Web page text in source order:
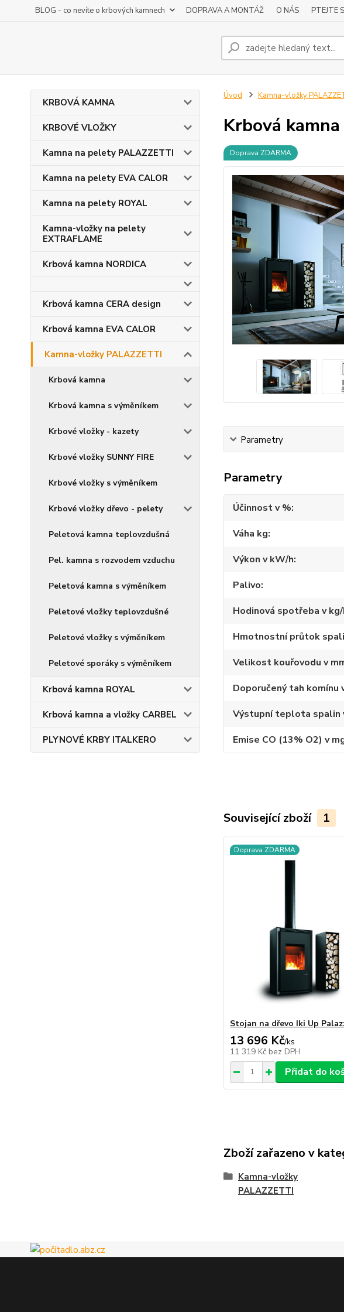
BLOG - co nevíte o krbových kamnech DOPRAVA A MONTÁŽ O NÁS PTEJTE
KRBOVÁ KAMNA
KRBOVÉ VLOŽKY
Kamna na pelety PALAZZETTI
Kamna na pelety EVA CALOR
Kamna na pelety ROYAL
Kamna-vložky na pelety
EXTRAFLAME
Krbová kamna NORDICA
Krbová kamna CERA design
Krbová kamna EVA CALOR
Kamna-vložky PALAZZETTI
Krbová kamna
Krbová kamna s výměníkem
Krbové vložky - kazety
Krbové vložky SUNNY FIRE
Krbové vložky s výměníkem
Krbové vložky dřevo - pelety
Peletová kamna teplovzdušná
Pel. kamna s rozvodem vzduchu
Peletová kamna s výměníkem
Peletové vložky teplovzdušné
Peletové vložky s výměníkem
Peletové sporáky s výměníkem
Krbová kamna ROYAL
Krbová kamna a vložky CARBEL
PLYNOVÉ KRBY ITALKERO
Úvod Kamna-vložky
Krbová
Doprava ZDARMA
Parametry
Parametry
Účinnost v %
Váha kg
Výkon v kW/h
Palivo
Hodinová spotřeba v
Hmotnostní průtok
Velikost kouřovodu v
Doporučený tah komínu
Výstupní teplota spalin
Emise CO (13% O2) v
Související zboží 1
Doprava ZDARMA
Stojan na dřevo Iki Up
13 696 Kč/ks
11 319 Kč bez DPH
Přidat do
Zboží zařazeno v
Kamna-vložky
PALAZZETTI